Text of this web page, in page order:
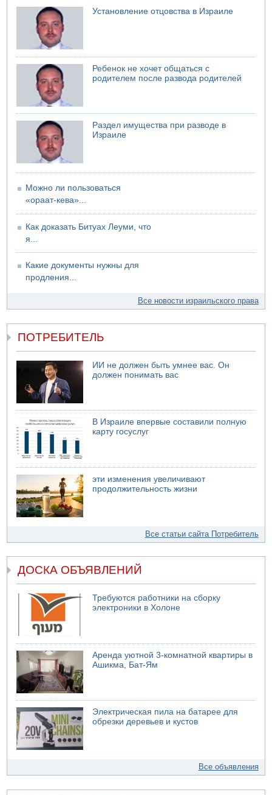
05.08.2026 10:16
Левые активисты пытались ворваться в офис
"Религиозного сионизма"
Установление отцовства в Израиле
Ребенок не хочет общаться с
родителем после развода родителей
Раздел имущества при разводе в
Израиле
Можно ли пользоваться
«ораат-кева»...
Как доказать Битуах Леуми, что
я...
Какие документы нужны для
продления...
Все новости израильского права
ПОТРЕБИТЕЛЬ
ИИ не должен быть умнее вас. Он
должен понимать вас
В Израиле впервые составили полную
карту госуслуг
эти изменения увеличивают
продолжительность жизни
Все статьи сайта Потребитель
ДОСКА ОБЪЯВЛЕНИЙ
Требуются работники на сборку
электроники в Холоне
Аренда уютной 3-комнатной квартиры в
Ашикма, Бат-Ям
Электрическая пила на батарее для
обрезки деревьев и кустов
Все объявления